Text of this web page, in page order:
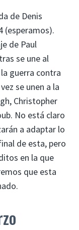
de Denis
(esperamos).
de Paul
se une al
guerra contra
se unen a la
Christopher
No está claro
a adaptar lo
de esta, pero
en la que
que esta